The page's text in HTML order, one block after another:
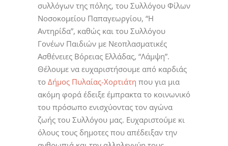
συλλόγων της πόλης, του Συλλόγου Φίλων
Νοσοκομείου Παπαγεωργίου, “Η
Αντηρίδα”, καθώς και του Συλλόγου
Γονέων Παιδιών με Νεοπλασματικές
Ασθένειες Βόρειας Ελλάδας, “Λάμψη”.
Θέλουμε να ευχαριστήσουμε από καρδιάς
το Δήμος Πυλαίας-Χορτιάτη που για μια
ακόμη φορά έδειξε έμπρακτα το κοινωνικό
του πρόσωπο ενισχύοντας τον αγώνα
ζωής του Συλλόγου μας. Ευχαριστούμε κι
όλους τους δημοτες που απέδειξαν την